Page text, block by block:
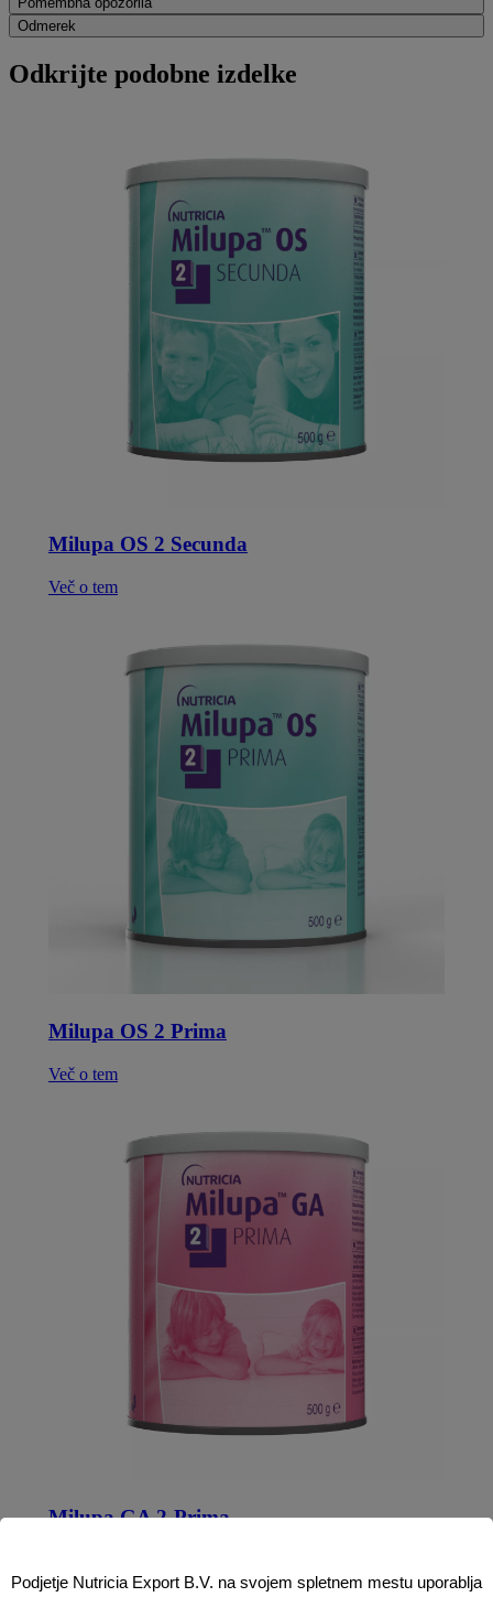
Odmerek
Odkrijte podobne izdelke
Milupa OS 2 Secunda
Več o tem
Milupa OS 2 Prima
Več o tem
Milupa GA 2-Prima
Podjetje Nutricia Export B.V. na svojem spletnem mestu uporablja